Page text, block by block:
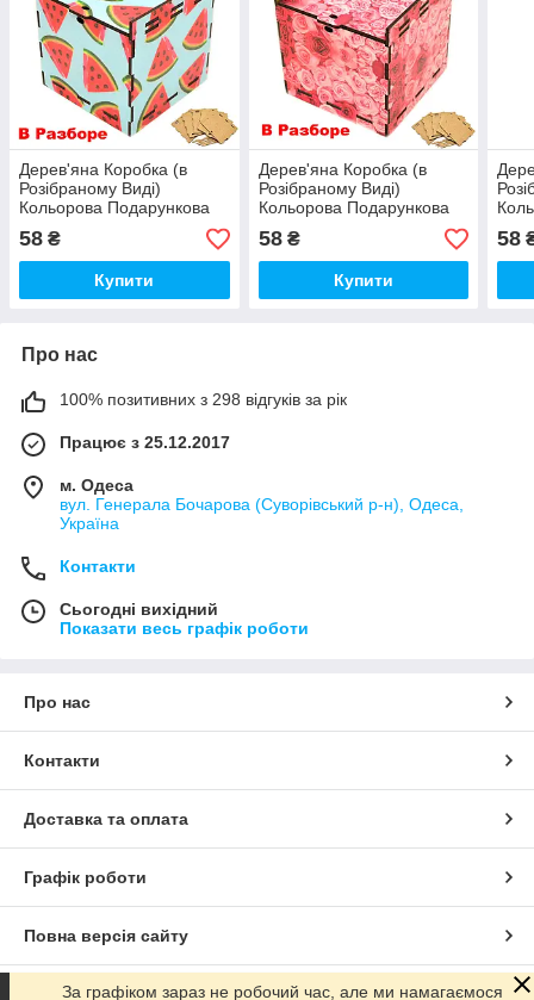
Дерев'яна Коробка (в
Розібраному Виді)
Кольорова Подарункова
Коробочка 10х10 см для
Подарунки ЛДВП Кавун
58 ₴
Купити
Дерев'яна Коробка (в
Розібраному Виді)
Кольорова Подарункова
Коробочка 10х10 см для
Подарунки ЛДВП Троянди
58₴
Купити
58
Про нас
100% позитивних з 298 відгуків за рік
Працює з 25.12.2017
м. Одеса
вул. Генерала Бочарова (Суворівський р-н), Одеса,
Україна
Контакти
Сьогодні вихідний
Показати весь графік роботи
Про нас
Контакти
Доставка та оплата
Графік роботи
Повна версія сайту
Сайт створено на маркетплейсіProm.ua
За графіком зараз не робочий час, але ми намагаємося